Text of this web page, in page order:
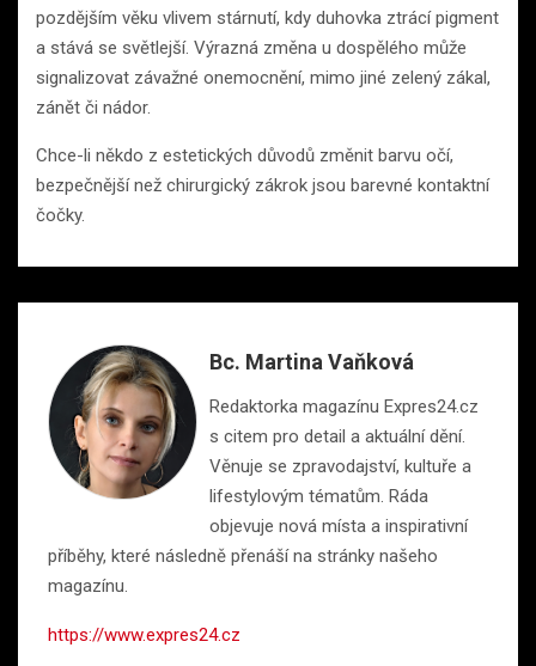
pozdějším věku vlivem stárnutí, kdy duhovka ztrácí pigment
a stává se světlejší. Výrazná změna u dospělého může
signalizovat závažné onemocnění, mimo jiné zelený zákal,
zánět či nádor.
Chce-li někdo z estetických důvodů změnit barvu očí,
bezpečnější než chirurgický zákrok jsou barevné kontaktní
čočky.
Bc. Martina Vaňková
Redaktorka magazínu Expres24.cz
s citem pro detail a aktuální dění.
Věnuje se zpravodajství, kultuře a
lifestylovým tématům. Ráda
objevuje nová místa a inspirativní
příběhy, které následně přenáší na stránky našeho
magazínu.
https://www.expres24.cz